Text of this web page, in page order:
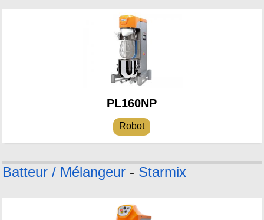
PL160NP
Robot
Batteur / Mélangeur - Starmix